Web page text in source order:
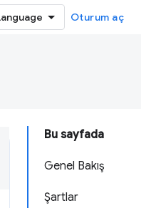
Oturum aç
Bu sayfada
Genel Bakış
Şartlar